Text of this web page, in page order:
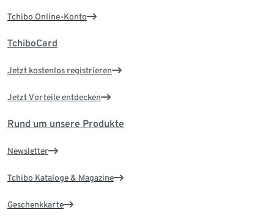
Tchibo Online-Konto
TchiboCard
Jetzt kostenlos registrieren
Jetzt Vorteile entdecken
Rund um unsere Produkte
Newsletter
Tchibo Kataloge & Magazine
Geschenkkarte